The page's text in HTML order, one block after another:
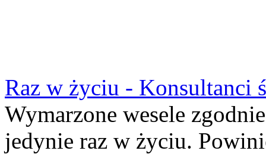
Raz w życiu - Konsultanci
Wymarzone wesele
jedynie raz w życiu.